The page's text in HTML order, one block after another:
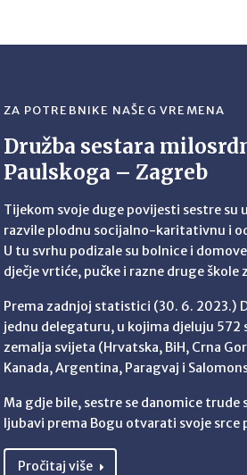
ZA POTREBNIKE NAŠEG VREMENA
Družba sestara
Paulskoga – Zagreb
Tijekom svoje duge povijesti sestre su
razvile plodnu socijalno-karitativnu i
U tu svrhu podizale su bolnice i
dječje vrtiće, pučke i razne druge škole
Prema zadnjoj statistici (30. 6. 2023.)
jednu delegaturu, u kojima djeluju 572
zemalja svijeta (Hrvatska, BiH, Crna
Kanada, Argentina, Paragvaj i
Ma gdje bile, sestre se danomice trude
ljubavi prema Bogu otvarati svoje
Pročitaj više